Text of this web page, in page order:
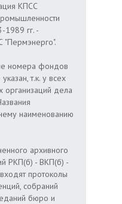
КПСС
1989 гг. -
"Пермэнерго".
номера фондов
т.к. у всех
дела
наименованию
архивного
РКП(б) - ВКП(б) -
протоколы
собраний
бюро и